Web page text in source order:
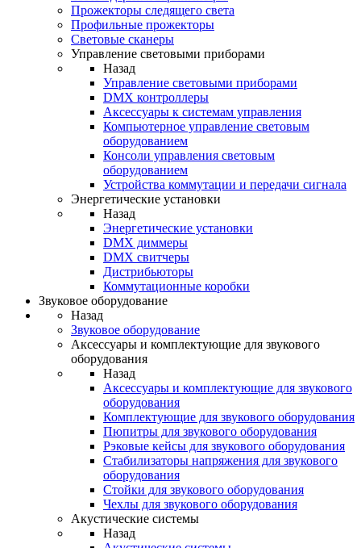
Прожекторы следящего света
Профильные прожекторы
Световые сканеры
Управление световыми приборами
Назад
Управление световыми приборами
DMX контроллеры
Аксессуары к системам управления
Компьютерное управление световым
оборудованием
Консоли управления световым
оборудованием
Устройства коммутации и передачи сигнала
Энергетические установки
Назад
Энергетические установки
DMX диммеры
DMX свитчеры
Дистрибьюторы
Коммутационные коробки
Звуковое оборудование
Назад
Звуковое оборудование
Аксессуары и комплектующие для звукового
оборудования
Назад
Аксессуары и комплектующие для звукового
оборудования
Комплектующие для звукового оборудования
Пюпитры для звукового оборудования
Рэковые кейсы для звукового оборудования
Стабилизаторы напряжения для звукового
оборудования
Стойки для звукового оборудования
Чехлы для звукового оборудования
Акустические системы
Назад